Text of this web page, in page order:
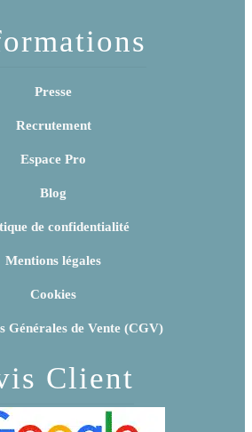
Presse
Recrutement
Espace Pro
Blog
de confidentialité
Mentions légales
Cookies
Générales de Vente (CGV)
Client